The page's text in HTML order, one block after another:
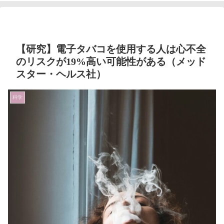
【研究】電子タバコを使用する人は心不全
のリスクが19%高い可能性がある（メッド
スター・ヘルス社）
科学